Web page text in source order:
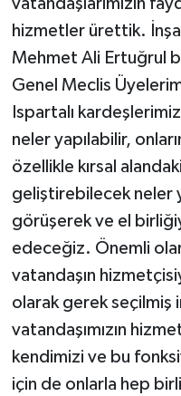
hizmetler ürettik.
Mehmet Ali Ertuğrul
Genel Meclis
Ispartalı
neler yapılabilir,
özellikle kırsal
geliştirebilecek neler
görüşerek ve el
edeceğiz. Önemli
vatandaşın
olarak gerek seçilmiş
vatandaşımızın
kendimizi ve bu
için de onlarla hep